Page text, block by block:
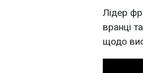
Лідер
вранці
щодо